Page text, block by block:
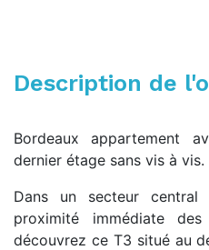
Description de
Bordeaux appartement
dernier étage sans vis à vis.
Dans un secteur central
proximité immédiate des
découvrez ce T3 situé au